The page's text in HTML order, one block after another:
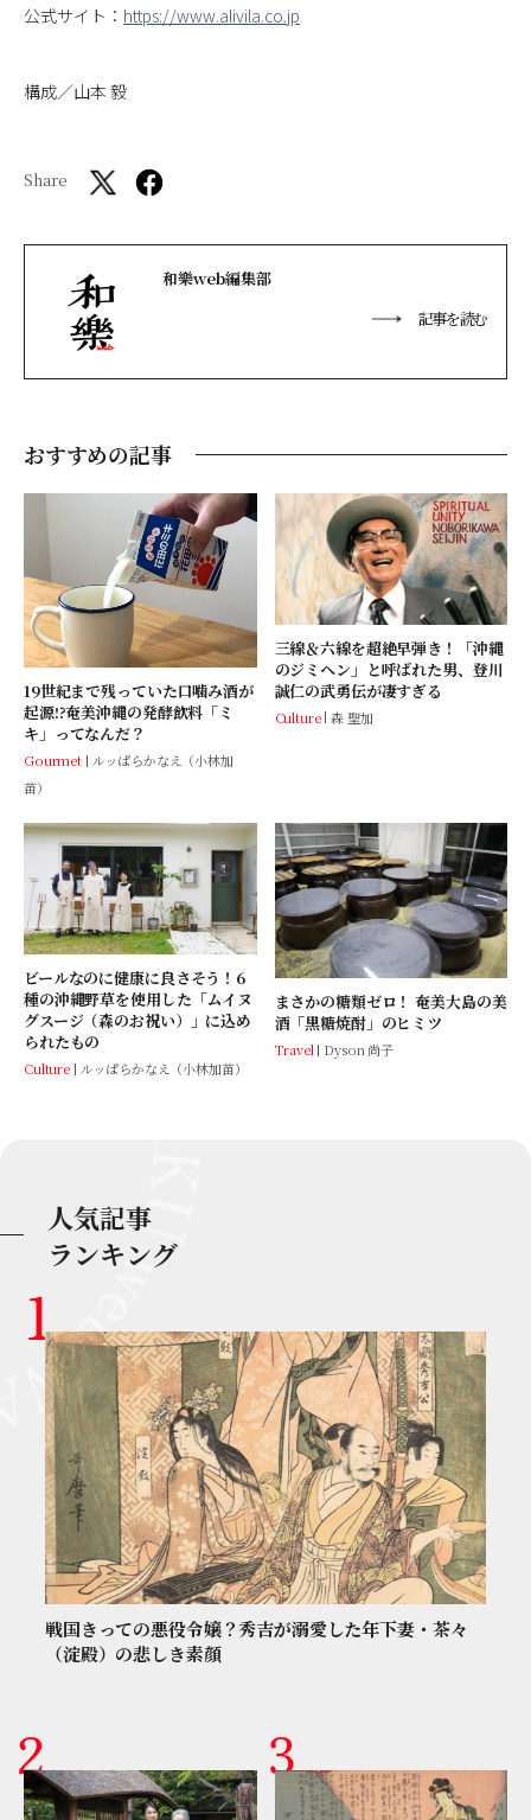
公式サイト： https://www.alivila.co.jp
構成／山本 毅
Share
和樂web編集部
記事を読む
おすすめの記事
19世紀まで残っていた口噛み酒が
起源!?奄美沖縄の発酵飲料「ミ
キ」ってなんだ？
Gourmet ルッぱらかなえ（小林加
苗）
三線＆六線を超絶早弾き！「沖縄
のジミヘン」と呼ばれた男、登川
誠仁の武勇伝が凄すぎる
Culture 森 聖加
ビールなのに健康に良さそう！6
種の沖縄野草を使用した「ムイヌ
グスージ（森のお祝い）」に込め
られたもの
Culture ルッぱらかなえ（小林加苗）
まさかの糖類ゼロ！ 奄美大島の美
酒「黒糖焼酎」のヒミツ
Travel Dyson 尚子
人気記事
ランキング
戦国きっての悪役令嬢？秀吉が溺愛した年下妻・茶々
（淀殿）の悲しき素顔